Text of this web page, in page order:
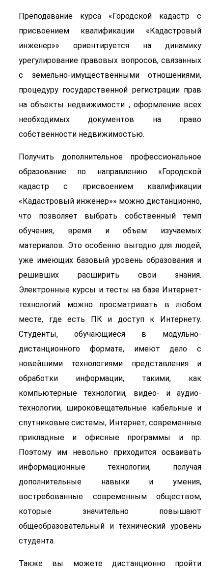
Преподавание курса «Городской кадастр с
присвоением квалификации «Кадастровый
инженер»» ориентируется на динамику
урегулирование правовых вопросов, связанных
с земельно-имущественными отношениями,
процедуру государственной регистрации прав
на объекты недвижимости , оформление всех
необходимых документов на право
собственности недвижимостью.
Получить дополнительное профессиональное
образование по направлению «Городской
кадастр с присвоением квалификации
«Кадастровый инженер»» можно дистанционно,
что позволяет выбрать собственный темп
обучения, время и объем изучаемых
материалов. Это особенно выгодно для людей,
уже имеющих базовый уровень образования и
решивших расширить свои знания.
Электронные курсы и тесты на базе Интернет-
технологий можно просматривать в любом
месте, где есть ПК и доступ к Интернету.
Студенты, обучающиеся в модульно-
дистанционного формате, имеют дело с
новейшими технологиями представления и
обработки информации, такими, как
компьютерные технологии, видео- и аудио-
технологии, широковещательные кабельные и
спутниковые системы, Интернет, современные
прикладные и офисные программы и пр.
Поэтому им невольно приходится осваивать
информационные технологии, получая
дополнительные навыки и умения,
востребованные современным обществом,
которые значительно повышают
общеобразовательный и технический уровень
студента.
Также вы можете дистанционно пройти